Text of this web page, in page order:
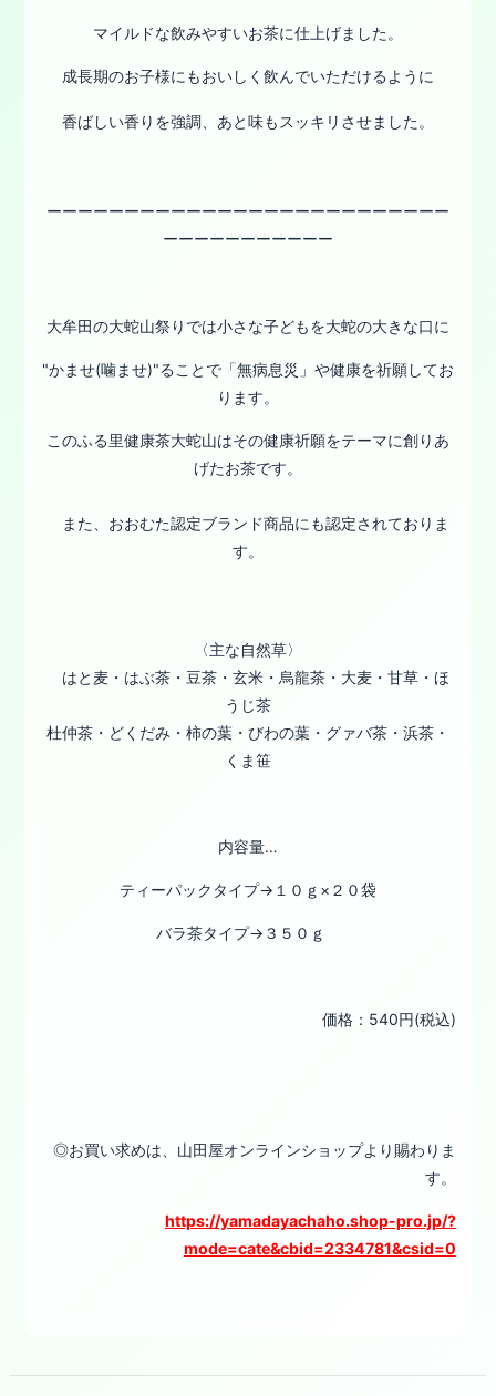
マイルドな飲みやすいお茶に仕上げました。
成長期のお子様にもおいしく飲んでいただけるように
香ばしい香りを強調、あと味もスッキリさせました。
ーーーーーーーーーーーーーーーーーーーーーーーーーー
ーーーーーーーーーーー
大牟田の大蛇山祭りでは小さな子どもを大蛇の大きな口に
"かませ(噛ませ)"ることで「無病息災」や健康を祈願してお
ります。
このふる里健康茶大蛇山はその健康祈願をテーマに創りあ
げたお茶です。
また、おおむた認定ブランド商品にも認定されておりま
す。
〈主な自然草〉
はと麦・はぶ茶・豆茶・玄米・烏龍茶・大麦・甘草・ほ
うじ茶
杜仲茶・どくだみ・柿の葉・びわの葉・グァバ茶・浜茶・
くま笹
内容量…
ティーパックタイプ→１０ｇ×２０袋
バラ茶タイプ→３５０ｇ
価格：540円(税込)
◎お買い求めは、山田屋オンラインショップより賜わりま
す。
https://yamadayachaho.shop-pro.jp/?
mode=cate&cbid=2334781&csid=0